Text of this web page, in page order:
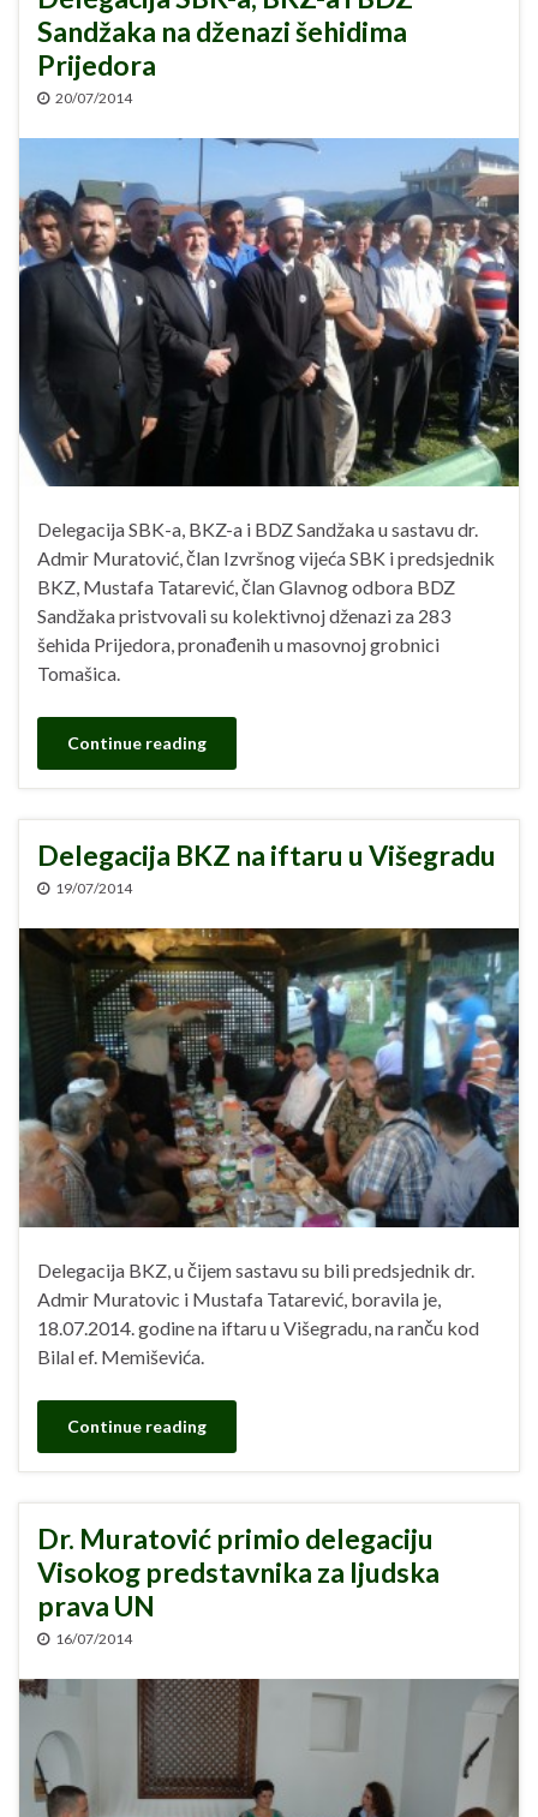
Sandžaka na dženazi šehidima
Prijedora
20/07/2014
Delegacija SBK-a, BKZ-a i BDZ Sandžaka u sastavu dr.
Admir Muratović, član Izvršnog vijeća SBK i predsjednik
BKZ, Mustafa Tatarević, član Glavnog odbora BDZ
Sandžaka pristvovali su kolektivnoj dženazi za 283
šehida Prijedora, pronađenih u masovnoj grobnici
Tomašica.
Continue reading
Delegacija BKZ na iftaru u Višegradu
19/07/2014
Delegacija BKZ, u čijem sastavu su bili predsjednik dr.
Admir Muratovic i Mustafa Tatarević, boravila je,
18.07.2014. godine na iftaru u Višegradu, na ranču kod
Bilal ef. Memiševića.
Continue reading
Dr. Muratović primio delegaciju
Visokog predstavnika za ljudska
prava UN
16/07/2014